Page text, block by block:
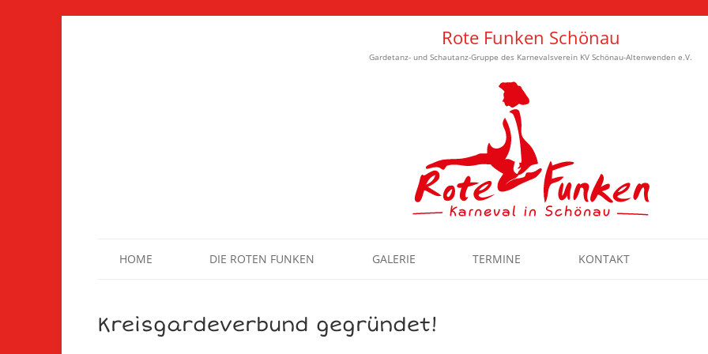
Rote Funken Schönau
Gardetanz- und Schautanz-Gruppe des Karnevalsverein KV Schönau-Altenwenden e.V.
HOME DIE ROTEN FUNKEN GALERIE TERMINE KONTAKT
Kreisgardeverbund gegründet!